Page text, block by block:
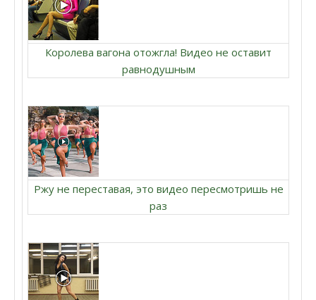
Королева вагона отожгла! Видео не оставит
равнодушным
Ржу не переставая, это видео пересмотришь не
раз